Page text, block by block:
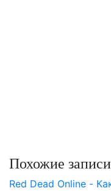
Похожие записи
Red Dead Online -